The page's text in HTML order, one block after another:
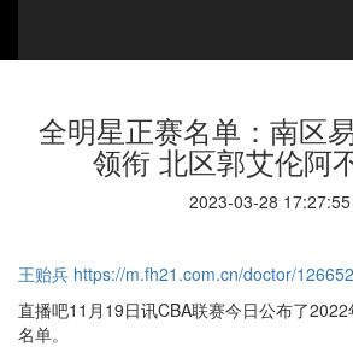
全明星正赛名单：南区
领衔 北区郭艾伦阿
2023-03-28 17:27:55
王贻兵 https://m.fh21.com.cn/doctor/
直播吧11月19日讯CBA联赛今日公布了
名单。